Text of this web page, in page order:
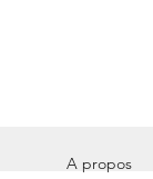
A propos